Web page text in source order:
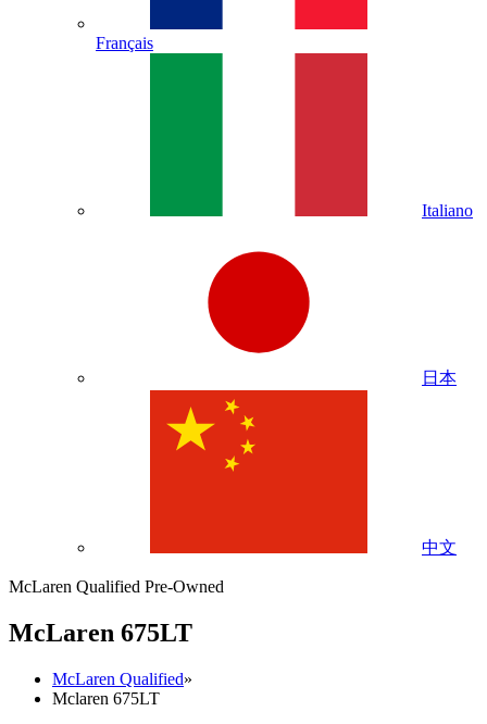
Français
Italiano
日本
中文
McLaren Qualified Pre-Owned
McLaren 675LT
McLaren Qualified»
Mclaren 675LT